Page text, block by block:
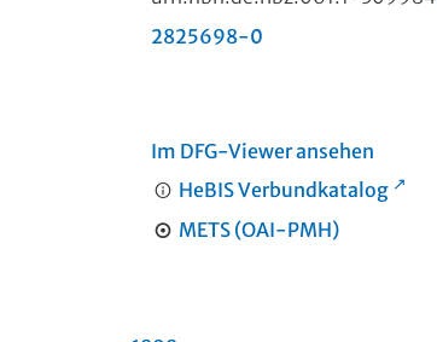
2825698-0
Im DFG-Viewer ansehen
HeBIS Verbundkatalog
METS (OAI-PMH)